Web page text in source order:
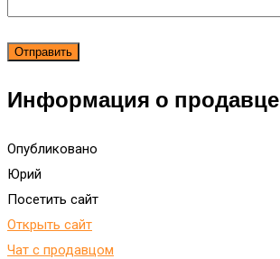
Информация о продавце
Опубликовано
Юрий
Посетить сайт
Открыть сайт
Чат с продавцом